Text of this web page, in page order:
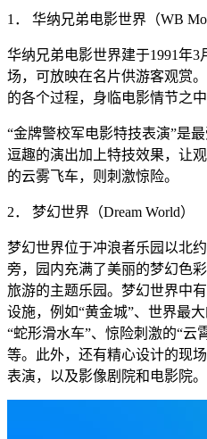
1． 华纳兄弟电影世界（WB
华纳兄弟电影世界建于1991年3
场，可放映在名片供游客观赏
的各个过程，身临电影情节之
“金牌警校军电影特技表演”是
逗趣的演出加上特技效果，让
的云雾飞车，则刺激惊险。
2． 梦幻世界（Dream World）
梦幻世界位于冲浪者乐园以北
旁，园内充满了美丽的梦幻色
旅游的主题乐园。梦幻世界中
设施，例如“黄金城”、世界最大
“蛇形滑水车”、惊险刺激的“云
等。此外，还有精心设计的现
表演，以及影像剧院和电影院。